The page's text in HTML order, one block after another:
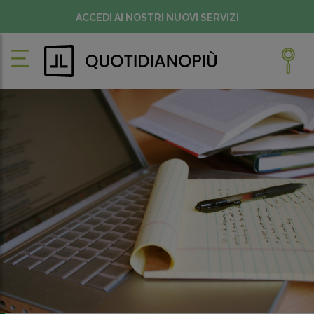
ACCEDI AI NOSTRI NUOVI SERVIZI